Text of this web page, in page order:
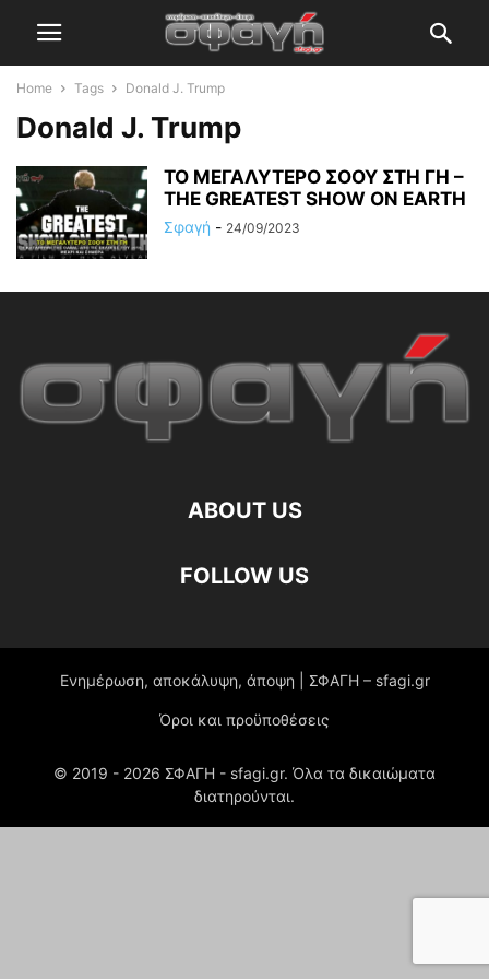
Home Tags Donald J. Trump
Donald J. Trump
ΤΟ ΜΕΓΑΛΥΤΕΡΟ ΣΟΟΥ ΣΤΗ ΓΗ –
THE GREATEST SHOW ON EARTH
Σφαγή - 24/09/2023
ABOUT US
FOLLOW US
Ενημέρωση, αποκάλυψη, άποψη | ΣΦΑΓΗ – sfagi.gr
Όροι και προϋποθέσεις
© 2019 - 2026 ΣΦΑΓΗ - sfagi.gr. Όλα τα δικαιώματα
διατηρούνται.